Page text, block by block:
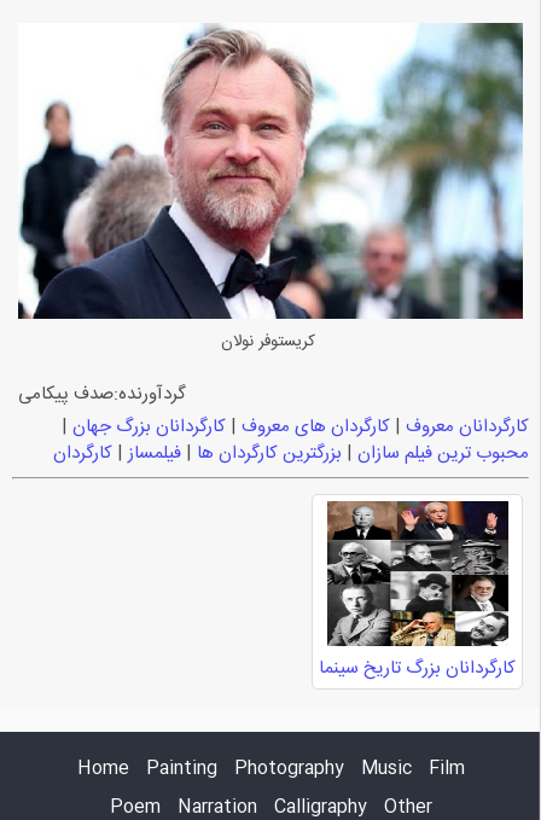
کریستوفر نولان
گردآورنده:صدف پیکامی
کارگردانان معروف | کارگردان های معروف | کارگردانان بزرگ جهان |
محبوب ترین فیلم سازان | بزرگترین کارگردان ها | فیلمساز | کارگردان
کارگردانان بزرگ تاریخ سینما
Home Painting Photography Music
Film
Poem
Narration Calligraphy Other